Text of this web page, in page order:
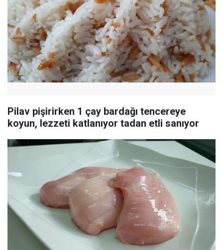
Pilav pişirirken 1 çay bardağı tencereye
koyun, lezzeti katlanıyor tadan etli sanıyor